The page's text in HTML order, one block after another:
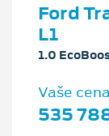
Ford
L1
1.0
Vaše
535